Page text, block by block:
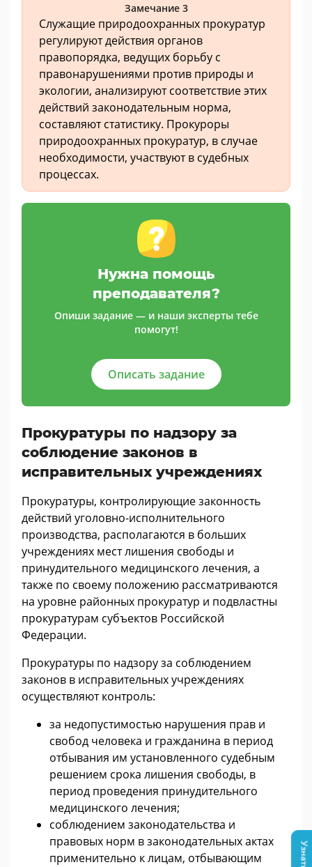
Замечание 3
Служащие природоохранных прокуратур
регулируют действия органов
правопорядка, ведущих борьбу с
правонарушениями против природы и
экологии, анализируют соответствие этих
действий законодательным норма,
составляют статистику. Прокуроры
природоохранных прокуратур, в случае
необходимости, участвуют в судебных
процессах.
Нужна помощь
преподавателя?
Опиши задание — и наши эксперты тебе
помогут!
Описать задание
Прокуратуры по надзору за
соблюдение законов в
исправительных учреждениях
Прокуратуры, контролирующие законность
действий уголовно-исполнительного
производства, располагаются в больших
учреждениях мест лишения свободы и
принудительного медицинского лечения, а
также по своему положению рассматриваются
на уровне районных прокуратур и подвластны
прокуратурам субъектов Российской
Федерации.
Прокуратуры по надзору за соблюдением
законов в исправительных учреждениях
осуществляют контроль:
за недопустимостью нарушения прав и
свобод человека и гражданина в период
отбывания им установленного судебным
решением срока лишения свободы, в
период проведения принудительного
медицинского лечения;
соблюдением законодательства и
правовых норм в законодательных актах
применительно к лицам, отбывающим